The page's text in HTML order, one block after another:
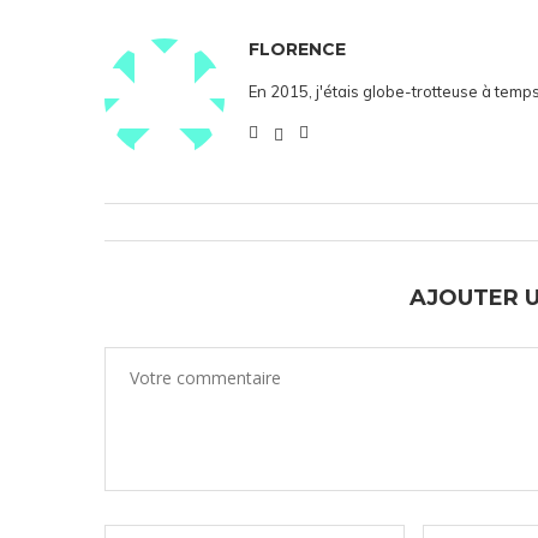
FLORENCE
En 2015, j'étais globe-trotteuse à
AJOUTER